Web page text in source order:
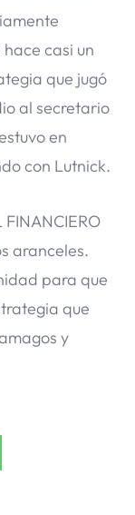
casi un
que jugó
al secretario
en
con Lutnick.
aranceles.
para que
que
y